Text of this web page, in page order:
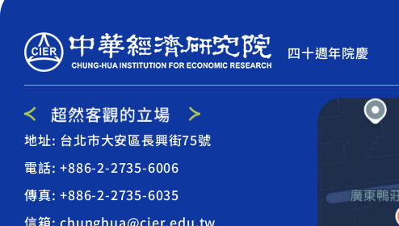
四十週年院慶
地址: 台北市大安區長興街75號
電話: +886-2-2735-6006
傳真: +886-2-2735-6035
信箱: chunghua@cier.edu.tw